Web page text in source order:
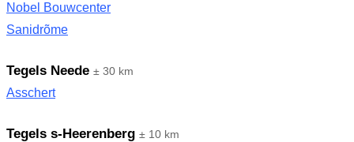
Nobel Bouwcenter
Sanidrõme
Tegels Neede ± 30 km
Asschert
Tegels s-Heerenberg ± 10 km